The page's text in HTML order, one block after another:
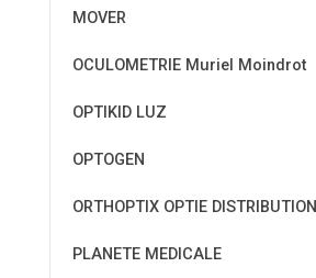
MOVER
OCULOMETRIE Muriel Moindrot
OPTIKID LUZ
OPTOGEN
ORTHOPTIX OPTIE DISTRIBUTION
PLANETE MEDICALE